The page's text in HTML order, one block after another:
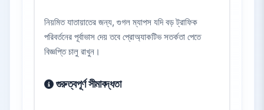
নিয়মিত যাতায়াতের জন্য, গুগল ম্যাপস যদি বড় ট্রাফিক
পরিবর্তনের পূর্বাভাস দেয় তবে প্রোঅ্যাকটিভ সতর্কতা পেতে
বিজ্ঞপ্তি চালু রাখুন।
গুরুত্বপূর্ণ সীমাবদ্ধতা